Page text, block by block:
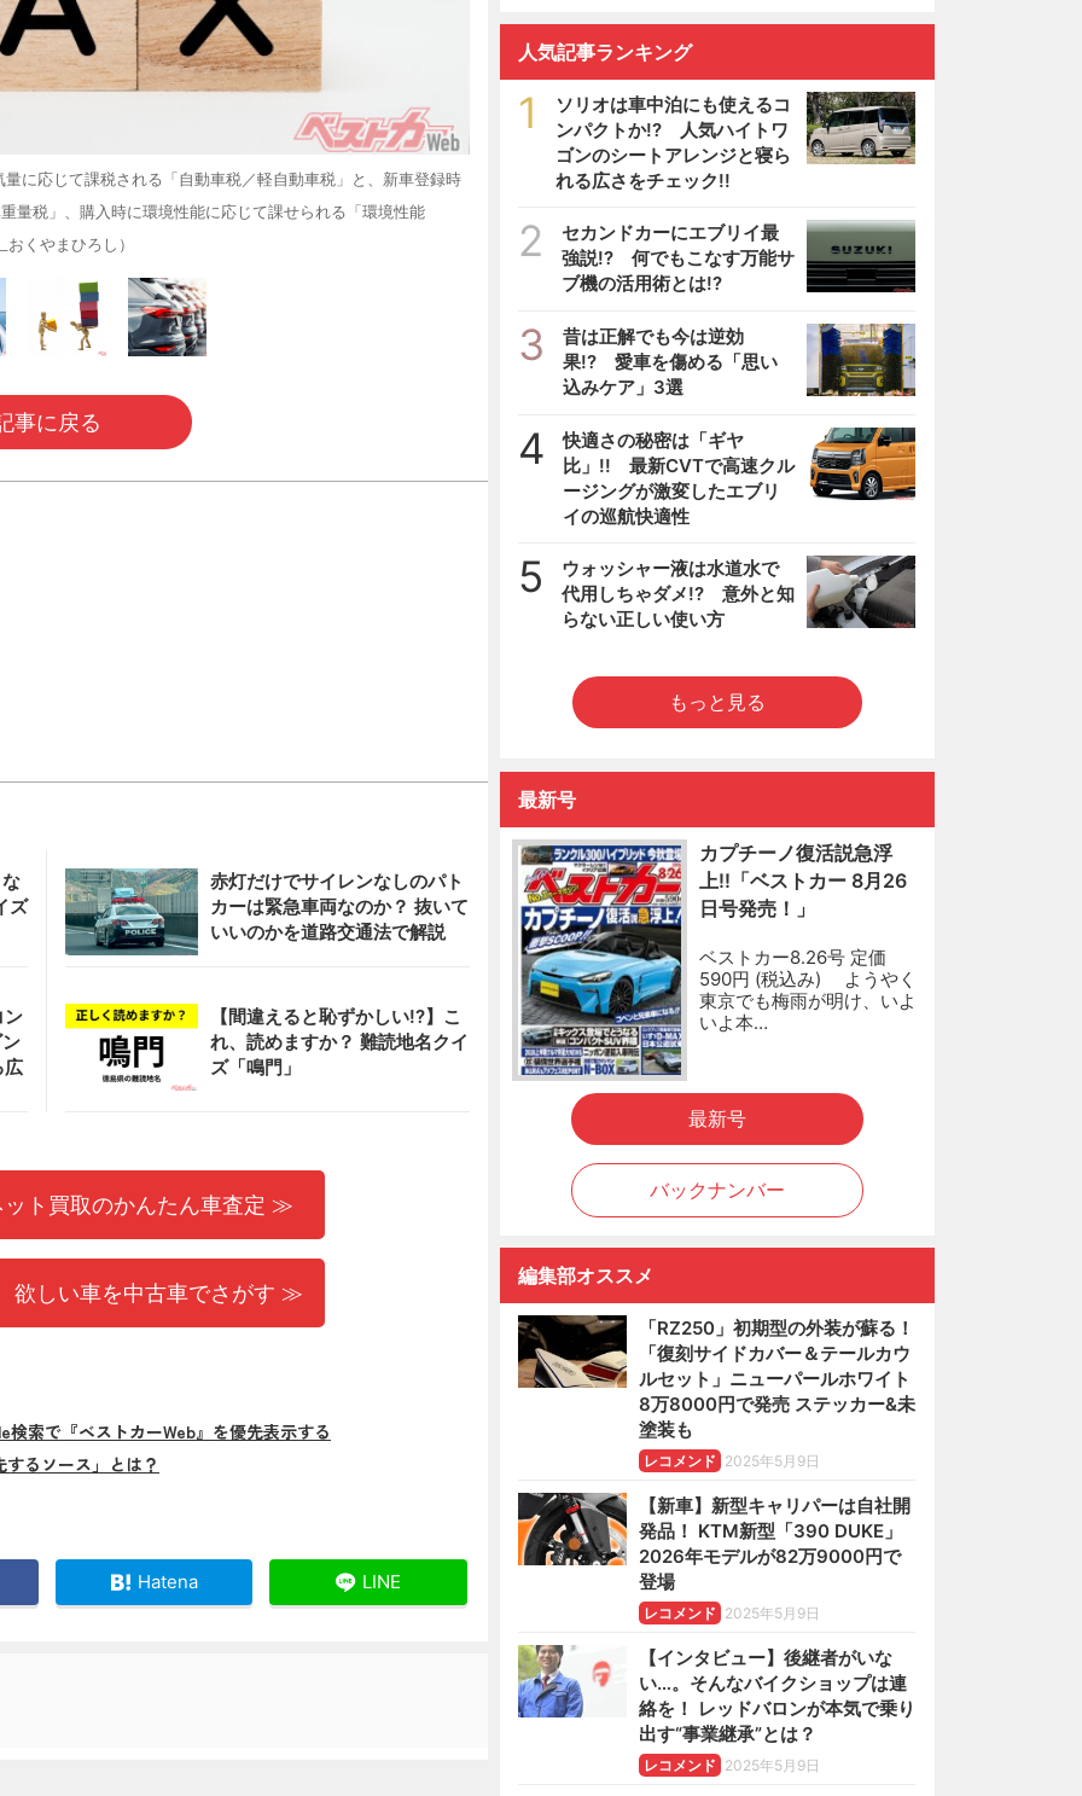
に応じて課税される「自動車税／軽自動車税」と、新車登録時
量税」、購入時に環境性能に応じて課せられる「環境性能
くやまひろし）
事に戻る
ズ
赤灯だけでサイレンなしのパト
カーは緊急車両なのか？ 抜いて
いいのかを道路交通法で解説
ン
広
【間違えると恥ずかしい!?】こ
れ、読めますか？ 難読地名クイ
ズ「鳴門」
ト買取のかんたん車査定 ≫
欲しい車を中古車でさがす ≫
検索で『ベストカーWeb』を優先表示する
するソース」とは？
Hatena LINE
人気記事ランキング
1
ソリオは車中泊にも使えるコ
ンパクトか!? 人気ハイトワ
ゴンのシートアレンジと寝ら
れる広さをチェック!!
2
セカンドカーにエブリイ最
強説!? 何でもこなす万能サ
ブ機の活用術とは!?
3
昔は正解でも今は逆効
果!? 愛車を傷める「思い
込みケア」3選
4
快適さの秘密は「ギヤ
比」!! 最新CVTで高速クル
ージングが激変したエブリ
イの巡航快適性
5
ウォッシャー液は水道水で
代用しちゃダメ!? 意外と知
らない正しい使い方
もっと見る
最新号
カプチーノ復活説急浮
上!!「ベストカー 8月26
日号発売！」
ベストカー8.26号 定価
590円 (税込み) ようやく
東京でも梅雨が明け、いよ
いよ本…
最新号
バックナンバー
編集部オススメ
「RZ250」初期型の外装が蘇る！
「復刻サイドカバー＆テールカウ
ルセット」ニューパールホワイト
8万8000円で発売 ステッカー&未
塗装も
レコメンド 2025年5月9日
【新車】新型キャリパーは自社開
発品！ KTM新型「390 DUKE」
2026年モデルが82万9000円で
登場
レコメンド 2025年5月9日
【インタビュー】後継者がいな
い…。そんなバイクショップは連
絡を！ レッドバロンが本気で乗り
出す“事業継承”とは？
レコメンド 2025年5月9日